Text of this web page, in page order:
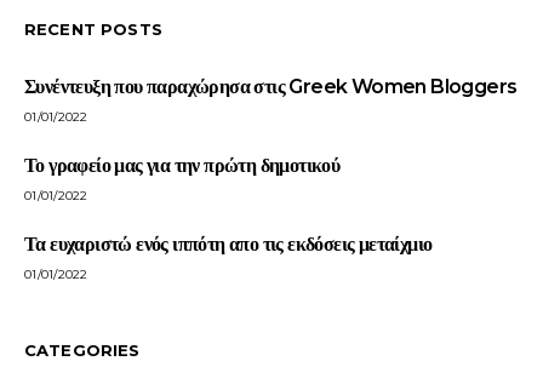
RECENT POSTS
Συνέντευξη που παραχώρησα στις Greek Women Bloggers
01/01/2022
Το γραφείο μας για την πρώτη δημοτικού
01/01/2022
Τα ευχαριστώ ενός ιππότη απο τις εκδόσεις μεταίχμιο
01/01/2022
CATEGORIES